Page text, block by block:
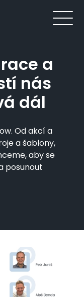
a
nás
dál
Od akcí a
a šablony,
aby se
posunout